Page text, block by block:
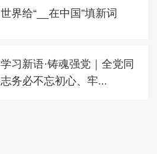
世界给“__在中国”填新词
学习新语·铸魂强党｜全党同
志务必不忘初心、牢...